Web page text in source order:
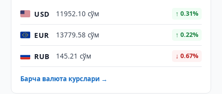
USD 11952.10 сўм ↑ 0.31%
EUR 13779.58 сўм ↑ 0.22%
RUB 145.21 сўм ↓ 0.67%
Барча валюта курслари →